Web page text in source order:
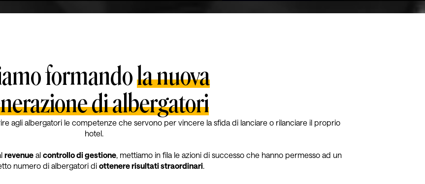
formandola nuova
di albergatori
agli albergatori le competenze che servono per vincere la sfida di lanciare o rilanciare il proprio
hotel.
revenueal controllo di gestione, mettiamo in fila le azioni di successo che hanno permesso ad un
numero di albergatori di ottenere risultati straordinari.